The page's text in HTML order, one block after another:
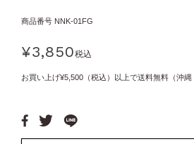
商品番号 NNK-01FG
¥3,850税込
お買い上げ¥5,500（税込）以上で送料無料（沖縄